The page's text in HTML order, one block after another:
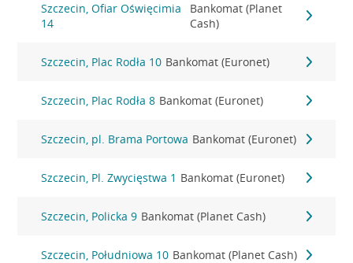
Szczecin, Ofiar Oświęcimia
14
Bankomat (Planet
Cash)
Szczecin, Plac Rodła 10 Bankomat (Euronet)
Szczecin, Plac Rodła 8 Bankomat (Euronet)
Szczecin, pl. Brama Portowa Bankomat (Euronet)
Szczecin, Pl. Zwycięstwa 1 Bankomat (Euronet)
Szczecin, Policka 9 Bankomat (Planet Cash)
Szczecin, Południowa 10 Bankomat (Planet Cash)